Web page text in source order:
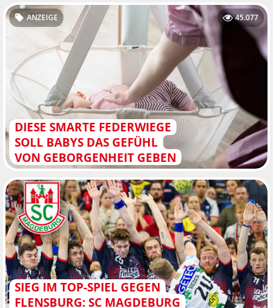
DIESE SMARTE FEDERWIEGE
SOLL BABYS DAS GEFÜHL
VON GEBORGENHEIT GEBEN
ANZEIGE 45.077
SIEG IM TOP-SPIEL GEGEN
FLENSBURG: SC MAGDEBURG